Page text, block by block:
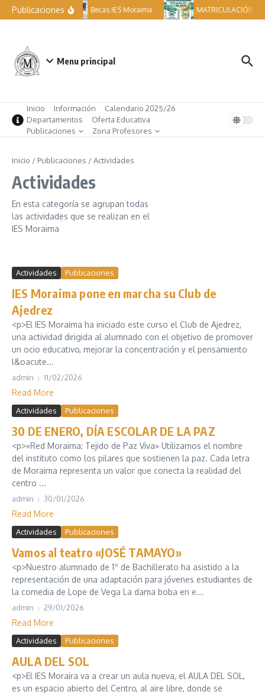
Saltar al contenido
Publicaciones Becas IES Moraima MATRICULACIÓN
Menu principal
Inicio Información
Calendario 2025/26
Departamentos
Oferta Educativa
Publicaciones
Zona Profesores
Inicio / Publicaciones /Actividades
Actividades
En esta categoría se agrupan todas
las actividades que se realizan en el
IES Moraima
Actividades Publicaciones
IES Moraima pone en marcha su Club de
Ajedrez
<p>El IES Moraima ha iniciado este curso el Club de Ajedrez,
una actividad dirigida al alumnado con el objetivo de promover
un ocio educativo, mejorar la concentración y el pensamiento
l&oacute...
admin 11/02/2026
Read More
Actividades Publicaciones
30 DE ENERO, DÍA ESCOLAR DE LA PAZ
<p>«Red Moraima: Tejido de Paz Viva» Utilizamos el nombre
del instituto como los pilares que sostienen la paz. Cada letra
de Moraima representa un valor que conecta la realidad del
centro ...
admin 30/01/2026
Read More
Actividades Publicaciones
Vamos al teatro «JOSÉ TAMAYO»
<p>Nuestro alumnado de 1º de Bachillerato ha asistido a la
representación de una adaptación para jóvenes estudiantes de
la comedia de Lope de Vega La dama boba en e...
admin 29/01/2026
Read More
Actividades Publicaciones
AULA DEL SOL
<p>El IES Moraira va a crear un aula nueva, el AULA DEL SOL,
es un espacio abierto del Centro, al aire libre, donde se